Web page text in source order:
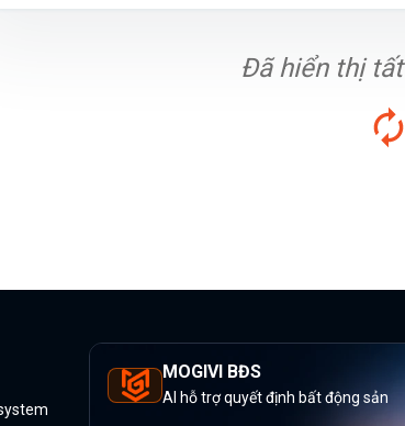
Đã hiển thị
MOGIVI BĐS
AI hỗ trợ quyết định bất động sản